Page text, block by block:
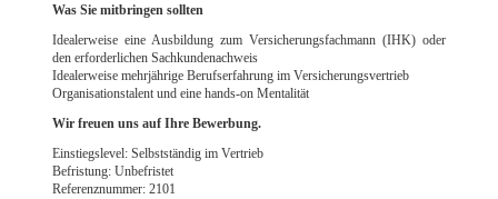
Was Sie mitbringen sollten
Idealerweise eine Ausbildung zum Versicherungsfachmann (IHK) oder
den erforderlichen Sachkundenachweis
Idealerweise mehrjährige Berufserfahrung im Versicherungsvertrieb
Organisationstalent und eine hands-on Mentalität
Wir freuen uns auf Ihre Bewerbung.
Einstiegslevel: Selbstständig im Vertrieb
Befristung: Unbefristet
Referenznummer: 2101